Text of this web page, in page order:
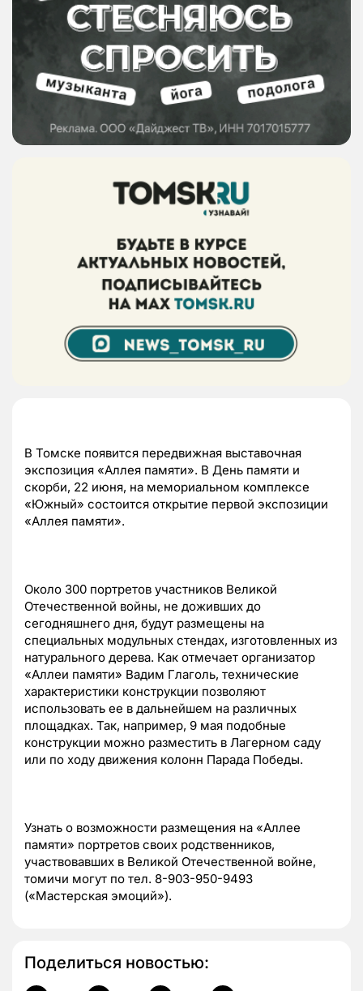
В Томске появится передвижная выставочная
экспозиция «Аллея памяти». В День памяти и
скорби, 22 июня, на мемориальном комплексе
«Южный» состоится открытие первой экспозиции
«Аллея памяти».
Около 300 портретов участников Великой
Отечественной войны, не доживших до
сегодняшнего дня, будут размещены на
специальных модульных стендах, изготовленных из
натурального дерева. Как отмечает организатор
«Аллеи памяти» Вадим Глаголь, технические
характеристики конструкции позволяют
использовать ее в дальнейшем на различных
площадках. Так, например, 9 мая подобные
конструкции можно разместить в Лагерном саду
или по ходу движения колонн Парада Победы.
Узнать о возможности размещения на «Аллее
памяти» портретов своих родственников,
участвовавших в Великой Отечественной войне,
томичи могут по тел. 8-903-950-9493
(«Мастерская эмоций»).
Поделиться новостью: